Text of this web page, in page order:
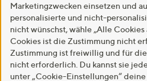
B-Ware GREEN LOUNGE
Sessel & Hocker-Set Aluminium
Armlehne in Holzoptik
€ 69,97
von
(2)
Bewertungen
Marketingzwecken einsetzen und
personalisierte und nicht-
nicht wünschst, wähle „Alle
Cookies ist die Zustimmung nicht
Zustimmung ist freiwillig und für
nicht erforderlich. Du kannst sie
unter „Cookie-Einstellungen“